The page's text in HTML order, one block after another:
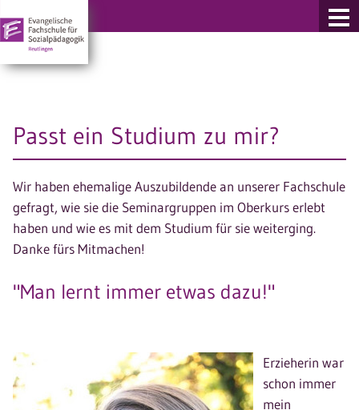
Fachschulen
Passt ein Studium zu mir?
Wir haben ehemalige Auszubildende an unserer Fachschule
gefragt, wie sie die Seminargruppen im Oberkurs erlebt
haben und wie es mit dem Studium für sie weiterging.
Danke fürs Mitmachen!
"Man lernt immer etwas dazu!"
Erzieherin war
schon immer
mein